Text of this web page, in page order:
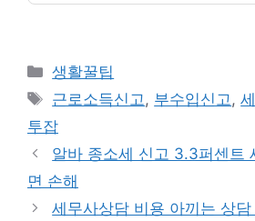
카
테
리
생활꿀팁
태
그
근로소득신고, 부수입신고,
투잡
알바 종소세 신고 3.3퍼센트
면 손해
세무사상담 비용 아끼는 상담